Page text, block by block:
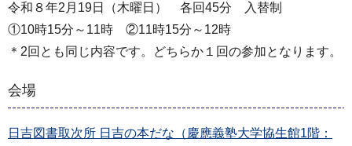
令和８年2月19日（木曜日） 各回45分 入替制
①10時15分～11時 ②11時15分～12時
＊2回とも同じ内容です。どちらか１回の参加となります。
会場
日吉図書取次所 日吉の本だな（慶應義塾大学協生館1階：